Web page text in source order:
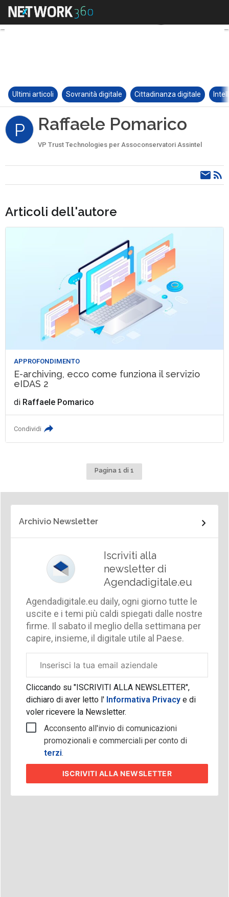
Ultimi articoli Sovranità digitale Cittadinanza digitale
P Raffaele Pomarico
VP Trust Technologies per Assoconservatori Assintel
Articoli dell'autore
APPROFONDIMENTO
E-archiving, ecco come funziona il servizio
eIDAS 2
di Raffaele Pomarico
Condividi
Pagina 1 di 1
Archivio Newsletter
Iscriviti alla
newsletter di
Agendadigitale.eu
Agendadigitale.eu daily, ogni giorno tutte le
uscite e i temi più caldi spiegati dalle nostre
firme. Il sabato il meglio della settimana per
capire, insieme, il digitale utile al Paese.
aziendale
Cliccando su "ISCRIVITI ALLA NEWSLETTER",
dichiaro di aver letto l'Informativa Privacy e di
voler ricevere la Newsletter.
Acconsento all'invio di comunicazioni
promozionali e commerciali per conto di
terzi.
ISCRIVITI ALLA NEWSLETTER